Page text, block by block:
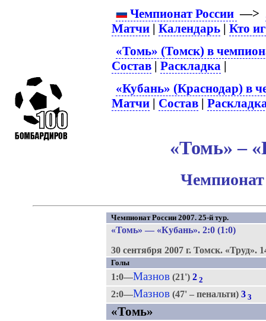
Чемпионат России —>
Матчи |Календарь |Кто
«Томь» (Томск) в
Состав |Раскладка |
«Кубань» (Краснодар) в
Матчи | Состав |
«Томь» –
Чемпионат
Чемпионат России 2007. 25-й тур.
«Томь» — «Кубань». 2:0 (1:0)
30 сентября 2007 г. Томск. «Труд».
Голы
1:0—Мазнов(21') 2 2
2:0—Мазнов(47' – пенальти) 3 3
«Томь»